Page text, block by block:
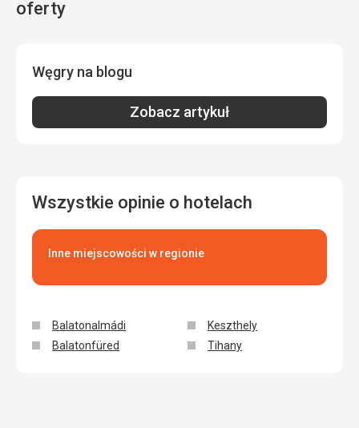
oferty
Węgry na blogu
Zobacz artykuł
Wszystkie opinie o hotelach
Inne miejscowości w regionie
Balatonalmádi
Balatonfüred
Keszthely
Tihany